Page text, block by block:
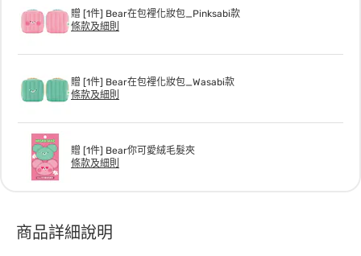
贈 [1件] Bear在包裡化妝包_Pinksabi款
條款及細則
贈 [1件] Bear在包裡化妝包_Wasabi款
條款及細則
贈 [1件] Bear你可愛絨毛髮夾
條款及細則
商品詳細說明